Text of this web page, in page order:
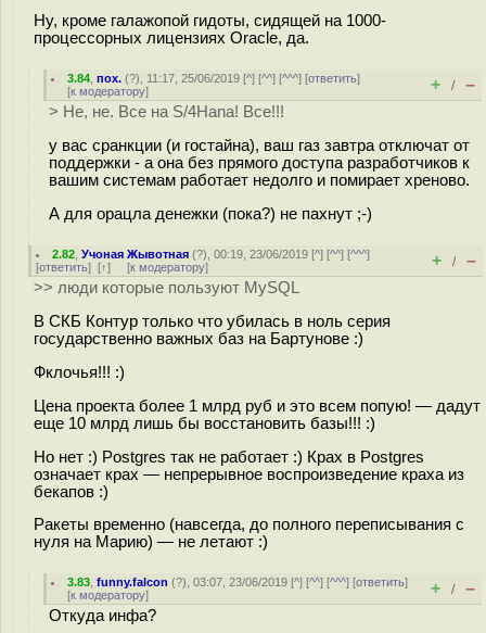
Ну, кроме галажопой гидоты, сидящей на 1000-
процессорных лицензиях Oracle, да.
3.84 ,пох. (?), 11:17, 25/06/2019 [^] [^^] [^^^] [ответить]
[к модератору] + / –
> Не, не. Все на S/4Hana! Все!!!
у вас сранкции (и гостайна), ваш газ завтра отключат от
поддержки - а она без прямого доступа разработчиков к
вашим системам работает недолго и помирает хреново.
А для орацла денежки (пока?) не пахнут ;-)
2.82 ,Учоная Жывотная (?), 00:19, 23/06/2019 [^] [^^] [^^^]
[ответить] [↑] [к модератору] + / –
>> люди которые пользуют MySQL
В СКБ Контур только что убилась в ноль серия
государственно важных баз на Бартунове :)
Фклочья!!! :)
Цена проекта более 1 млрд руб и это всем попую! — дадут
еще 10 млрд лишь бы восстановить базы!!! :)
Но нет :) Postgres так не работает :) Крах в Postgres
означает крах — непрерывное воспроизведение краха из
бекапов :)
Ракеты временно (навсегда, до полного переписывания с
нуля на Марию) — не летают :)
3.83 ,funny.falcon (?), 03:07, 23/06/2019 [^] [^^] [^^^] [ответить]
[к модератору] + / –
Откуда инфа?